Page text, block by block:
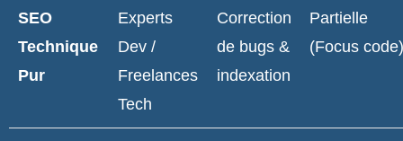
SEO
Technique
Pur
Experts
Dev /
Freelances
Tech
Correction
de bugs &
indexation
Partielle
(Focus code)